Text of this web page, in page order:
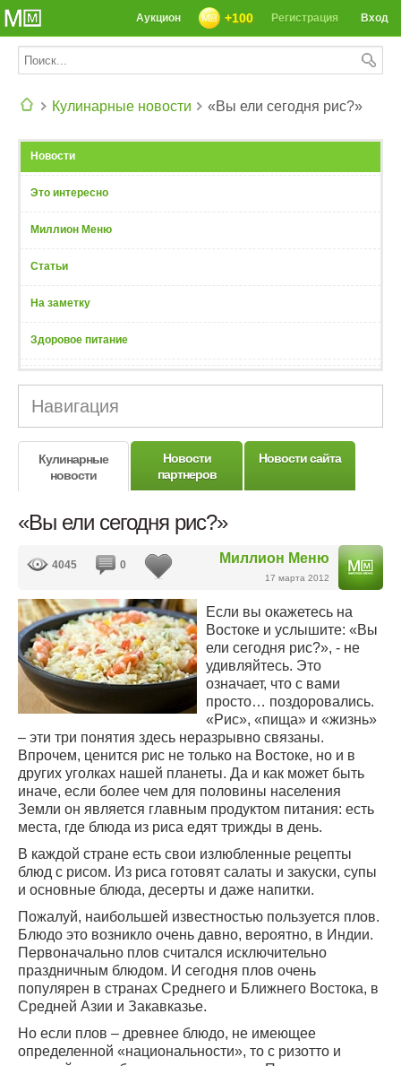
СЕГОДНЯ: 39142 РЕЦЕПТА
Вход
Регистрация
+100
Аукцион
Кулинарные новости «Вы ели сегодня рис?»
Новости
Это интересно
Миллион Меню
Статьи
На заметку
Здоровое питание
Навигация
Кулинарные
новости
Новости
партнеров
Новости сайта
«Вы ели сегодня рис?»
Миллион Меню
17 марта 2012
4045 0
Если вы окажетесь на
Востоке и услышите: «Вы
ели сегодня рис?», - не
удивляйтесь. Это
означает, что с вами
просто… поздоровались.
«Рис», «пища» и «жизнь»
– эти три понятия здесь неразрывно связаны.
Впрочем, ценится рис не только на Востоке, но и в
других уголках нашей планеты. Да и как может быть
иначе, если более чем для половины населения
Земли он является главным продуктом питания: есть
места, где блюда из риса едят трижды в день.
В каждой стране есть свои излюбленные рецепты
блюд с рисом. Из риса готовят салаты и закуски, супы
и основные блюда, десерты и даже напитки.
Пожалуй, наибольшей известностью пользуется плов.
Блюдо это возникло очень давно, вероятно, в Индии.
Первоначально плов считался исключительно
праздничным блюдом. И сегодня плов очень
популярен в странах Среднего и Ближнего Востока, в
Средней Азии и Закавказье.
Но если плов – древнее блюдо, не имеющее
определенной «национальности», то с ризотто и